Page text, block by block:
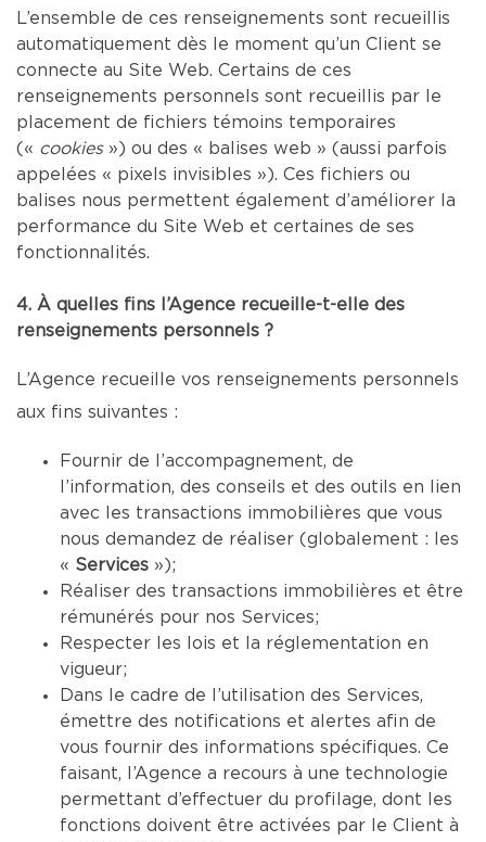
L’ensemble de ces renseignements sont recueillis
automatiquement dès le moment qu’un Client se
connecte au Site Web. Certains de ces
renseignements personnels sont recueillis par le
placement de fichiers témoins temporaires
(« cookies») ou des « balises web » (aussi parfois
appelées « pixels invisibles »). Ces fichiers ou
balises nous permettent également d’améliorer la
performance du Site Web et certaines de ses
fonctionnalités.
4. À quelles fins l’Agence recueille-t-elle des
renseignements personnels ?
L’Agence recueille vos renseignements personnels
aux fins suivantes :
Fournir de l’accompagnement, de
l’information, des conseils et des outils en lien
avec les transactions immobilières que vous
nous demandez de réaliser (globalement : les
« Services »);
Réaliser des transactions immobilières et être
rémunérés pour nos Services;
Respecter les lois et la réglementation en
vigueur;
Dans le cadre de l’utilisation des Services,
émettre des notifications et alertes afin de
vous fournir des informations spécifiques. Ce
faisant, l’Agence a recours à une technologie
permettant d’effectuer du profilage, dont les
fonctions doivent être activées par le Client à